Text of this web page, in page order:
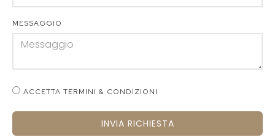
MESSAGGIO
ACCETTA TERMINI & CONDIZIONI
INVIA RICHIESTA